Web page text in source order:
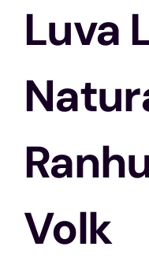
Produtos
Luvas
Altura
Óculos
Luva
Volk